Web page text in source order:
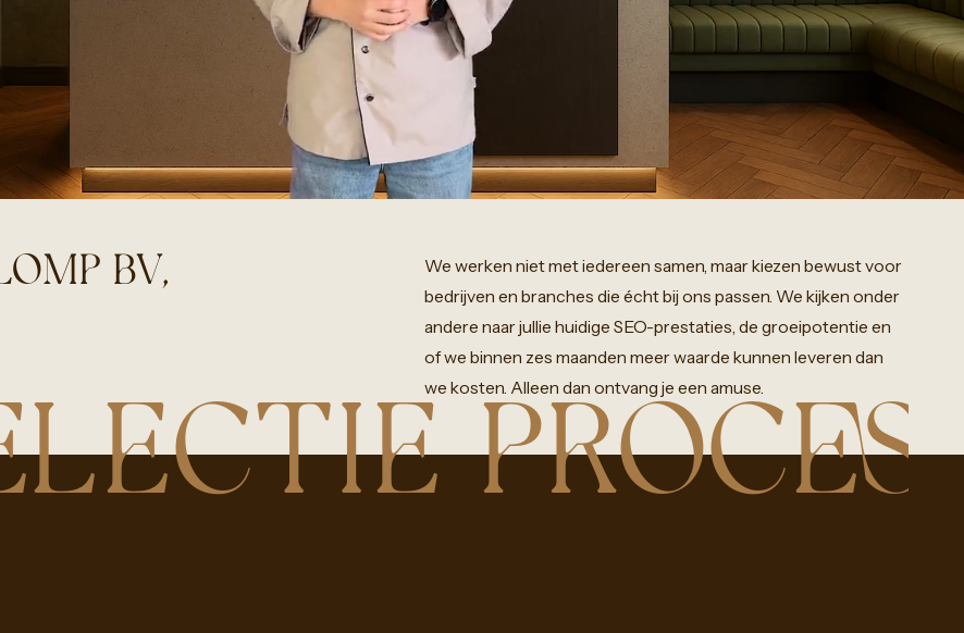
BV, We werken nietmetiedereen samen, maarkiezen bewustvoor
bedrijven en branches die échtbij ons passen. We kijken onder
andere naarjullie huidige SEO-prestaties, de groeipotentie en
ofwe binnen zes maanden meerwaarde kunnen leveren dan
we kosten. Alleen dan ontvang je een amuse.
PROCES